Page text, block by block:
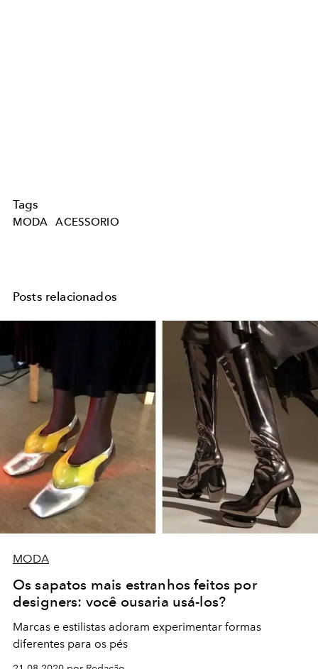
Tags
MODA ACESSORIO
Posts relacionados
MODA
Os sapatos mais estranhos feitos por
designers: você ousaria usá-los?
Marcas e estilistas adoram experimentar formas
diferentes para os pés